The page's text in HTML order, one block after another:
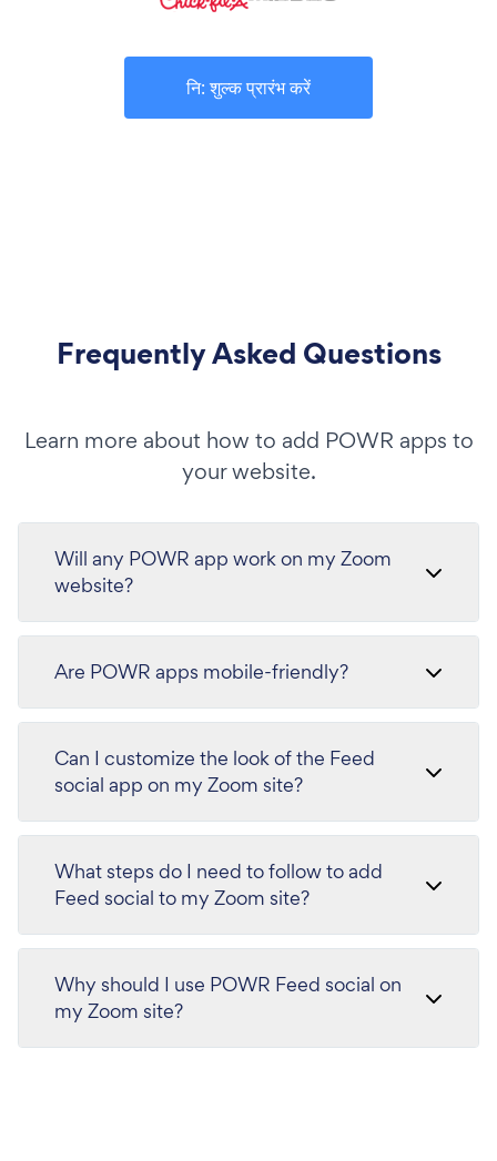
नि: शुल्क प्रारंभ करें
Frequently Asked Questions
Learn more about how to add POWR apps to
your website.
Will any POWR app work on my Zoom
website?
Are POWR apps mobile-friendly?
Can I customize the look of the Feed
social app on my Zoom site?
What steps do I need to follow to add
Feed social to my Zoom site?
Why should I use POWR Feed social on
my Zoom site?